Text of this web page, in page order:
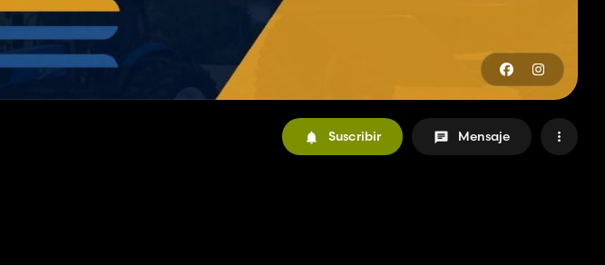
Suscribir Mensaje